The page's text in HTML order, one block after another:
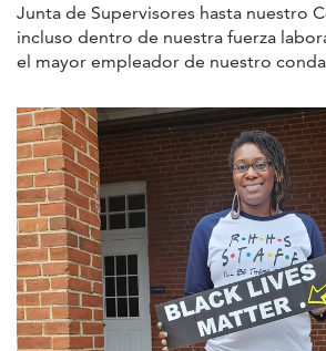
Junta de Supervisores hasta nuestro
incluso dentro de nuestra fuerza
el mayor empleador de nuestro